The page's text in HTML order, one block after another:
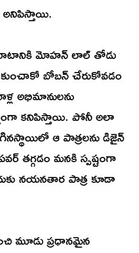
అనిపిస్తాయి.
మోహన్ లాల్ తోడు
బోబన్ చేరుకోవడం
అభిమానులను
కనిపిస్తాయి. పోనీ అలా
ఆ పాత్రలను డిజైన్
తగ్గడం మనకి స్పష్టంగా
నయనతార పాత్ర కూడా
మూడు ప్రధానమైన